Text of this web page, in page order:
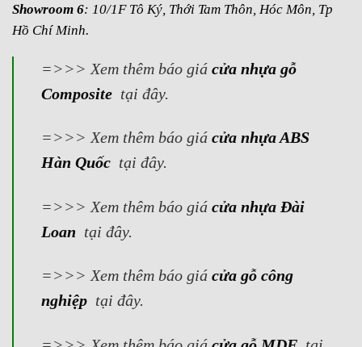
Showroom 6: 10/1F Tô Ký, Thới Tam Thôn, Hóc Môn, Tp
Hồ Chí Minh.
=>>> Xem thêm báo giá cửa nhựa gỗ
Composite tại đây.
=>>> Xem thêm báo giá cửa nhựa ABS
Hàn Quốctại đây.
=>>> Xem thêm báo giá cửa nhựa Đài
Loan tại đây.
=>>> Xem thêm báo giá cửa gỗ công
nghiệptại đây.